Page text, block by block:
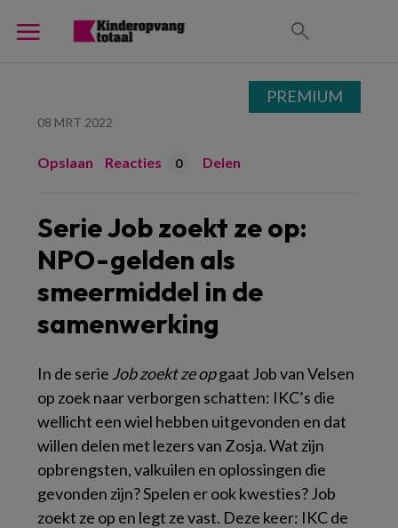
08 MRT 2022
Opslaan Reacties 0 Delen
Serie Job zoekt ze op:
NPO-gelden als
smeermiddel in de
samenwerking
In de serie Job zoekt ze opgaat Job van Velsen
op zoek naar verborgen schatten: IKC’s die
wellicht een wiel hebben uitgevonden en dat
willen delen met lezers van Zosja. Wat zijn
opbrengsten, valkuilen en oplossingen die
gevonden zijn? Spelen er ook kwesties? Job
zoekt ze op en legt ze vast. Deze keer: IKC de
PREMIUM